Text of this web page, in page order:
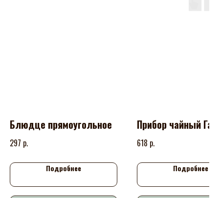
Блюдце прямоугольное
297 р.
Подробнее
Прибор чайный
618 р.
Подробнее